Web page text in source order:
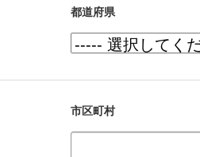
都道府県
市区町村